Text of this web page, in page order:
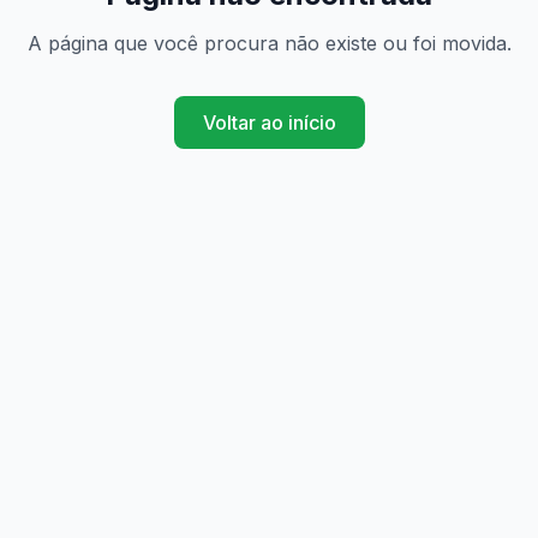
A página que você procura não existe ou foi movida.
Voltar ao início